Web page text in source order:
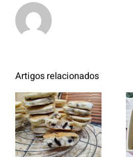
Artigos relacionados
Panquecas
com Oreo